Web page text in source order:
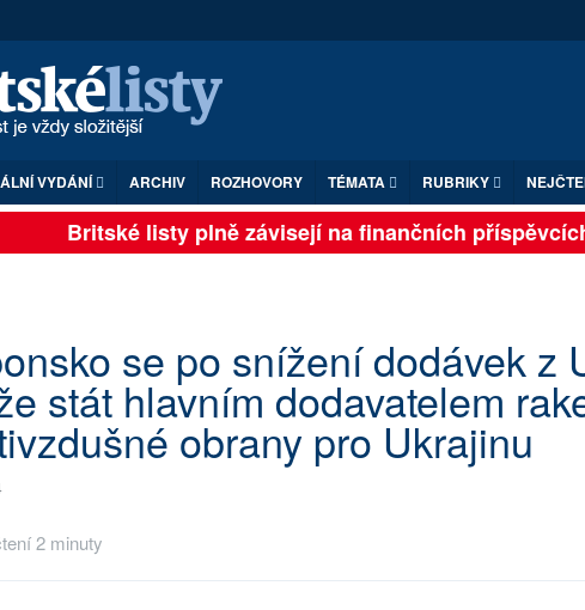
VYDÁNÍ ARCHIV ROZHOVORY TÉMATA RUBRIKY
Britské listy plně závisejí na finančních příspěvcích
se po snížení dodávek z
stát hlavním dodavatelem
obrany pro Ukrajinu
2 minuty